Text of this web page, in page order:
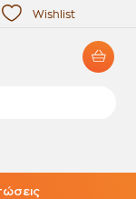
Wishlist